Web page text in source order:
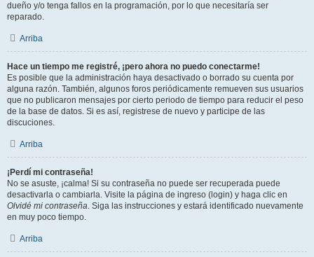
dueño y/o tenga fallos en la programación, por lo que necesitaría ser
reparado.
Arriba
Hace un tiempo me registré, ¡pero ahora no puedo conectarme!
Es posible que la administración haya desactivado o borrado su cuenta por
alguna razón. También, algunos foros periódicamente remueven sus usuarios
que no publicaron mensajes por cierto periodo de tiempo para reducir el peso
de la base de datos. Si es así, registrese de nuevo y participe de las
discuciones.
Arriba
¡Perdí mi contraseña!
No se asuste, ¡calma! Si su contraseña no puede ser recuperada puede
desactivarla o cambiarla. Visite la página de ingreso (login) y haga clic en
Olvidé mi contraseña. Siga las instrucciones y estará identificado nuevamente
en muy poco tiempo.
Arriba